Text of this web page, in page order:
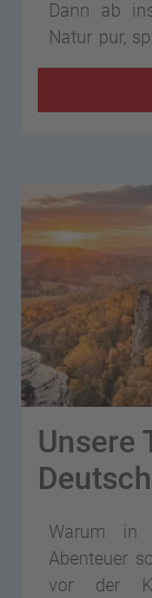
Dann ab
Natur pur,
– alles, was
Unsere
Warum in
Abenteuer
vor der